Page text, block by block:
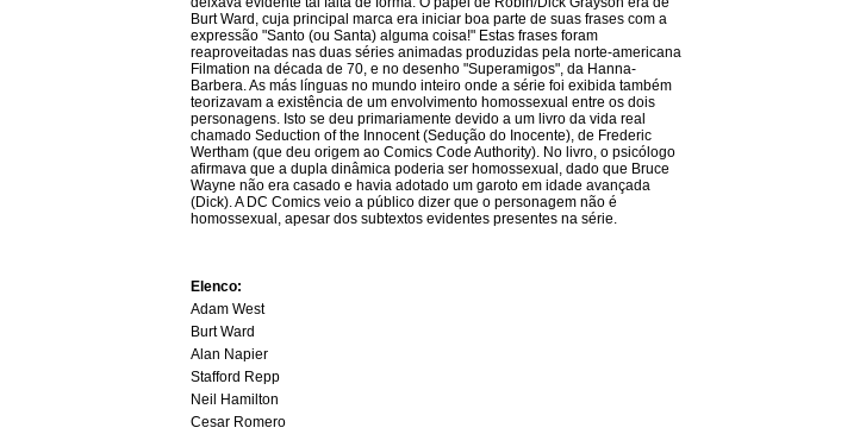
Burt Ward, cuja principal marca era iniciar boa parte de suas frases com a
expressão "Santo (ou Santa) alguma coisa!" Estas frases foram
reaproveitadas nas duas séries animadas produzidas pela norte-americana
Filmation na década de 70, e no desenho "Superamigos", da Hanna-
Barbera. As más línguas no mundo inteiro onde a série foi exibida também
teorizavam a existência de um envolvimento homossexual entre os dois
personagens. Isto se deu primariamente devido a um livro da vida real
chamado Seduction of the Innocent (Sedução do Inocente), de Frederic
Wertham (que deu origem ao Comics Code Authority). No livro, o psicólogo
afirmava que a dupla dinâmica poderia ser homossexual, dado que Bruce
Wayne não era casado e havia adotado um garoto em idade avançada
(Dick). A DC Comics veio a público dizer que o personagem não é
homossexual, apesar dos subtextos evidentes presentes na série.
Elenco:
Adam West
Burt Ward
Alan Napier
Stafford Repp
Neil Hamilton
Cesar Romero